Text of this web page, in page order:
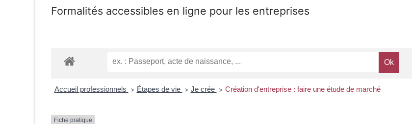
Formalités accessibles en ligne pour les entreprises
Accueil professionnels > Étapes de vie > Je crée > Création d'entreprise : faire une étude de marché
Fiche pratique